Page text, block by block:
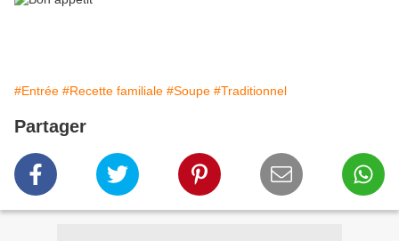
#Entrée #Recette familiale #Soupe #Traditionnel
Partager